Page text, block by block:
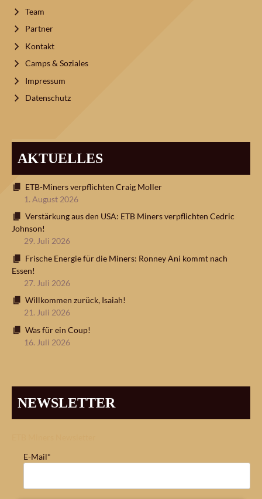
Team
Partner
Kontakt
Camps & Soziales
Impressum
Datenschutz
AKTUELLES
ETB-Miners verpflichten Craig Moller
1. August 2026
Verstärkung aus den USA: ETB Miners verpflichten Cedric
Johnson!
29. Juli 2026
Frische Energie für die Miners: Ronney Ani kommt nach
Essen!
27. Juli 2026
Willkommen zurück, Isaiah!
21. Juli 2026
Was für ein Coup!
16. Juli 2026
NEWSLETTER
E-Mail*